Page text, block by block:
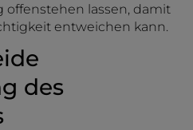
offenstehen lassen, damit
entweichen kann.
des